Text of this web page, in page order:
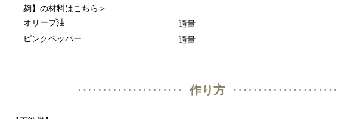
麹】の材料はこちら＞
オリーブ油
適量
ピンクペッパー
適量
作り方